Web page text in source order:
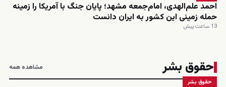
احمد علم‌الهدی، امام‌جمعه مشهد؛ پایان جنگ با آمریکا را زمینه
حمله زمینی این کشور به ایران دانست
13 ساعت پیش
حقوق بشر مشاهده همه
حقوق بشر